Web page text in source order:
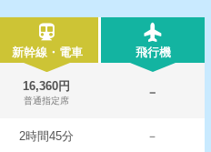
新幹線・電車 飛行機
16,360円
普通指定席
－
2時間45分 －